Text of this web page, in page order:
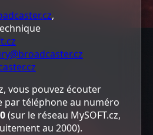
,
vous pouvez écouter
par téléphone au numéro
(sur le réseau MySOFT.cz,
au 2000).